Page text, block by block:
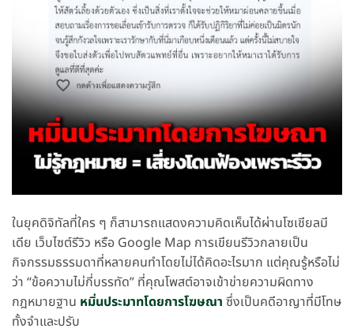
ในยุคดิจิทัลที่ใคร ๆ ก็สามารถแสดงความคิดเห็นได้ผ่านโซเชียลมี
เดีย เว็บไซต์รีวิว หรือ Google Map การเขียนรีวิวกลายเป็น
กิจกรรมธรรมดาที่หลายคนทำโดยไม่ได้คิดอะไรมาก แต่คุณรู้หรือไม่
ว่า “ข้อความไม่กี่บรรทัด” ที่คุณโพสต์อาจเข้าข่ายความผิดทาง
กฎหมายฐาน หมิ่นประมาทโดยการโฆษณา ซึ่งเป็นคดีอาญาที่มีโทษ
ทั้งจำและปรับ